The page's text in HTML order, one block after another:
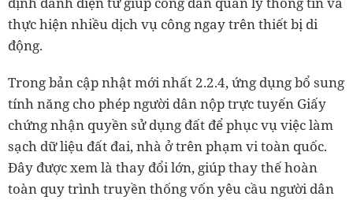
thực hiện nhiều dịch vụ công ngay trên thiết bị di
động.
Trong bản cập nhật mới nhất 2.2.4, ứng dụng bổ sung
tính năng cho phép người dân nộp trực tuyến Giấy
chứng nhận quyền sử dụng đất để phục vụ việc làm
sạch dữ liệu đất đai, nhà ở trên phạm vi toàn quốc.
Đây được xem là thay đổi lớn, giúp thay thế hoàn
toàn quy trình truyền thống vốn yêu cầu người dân